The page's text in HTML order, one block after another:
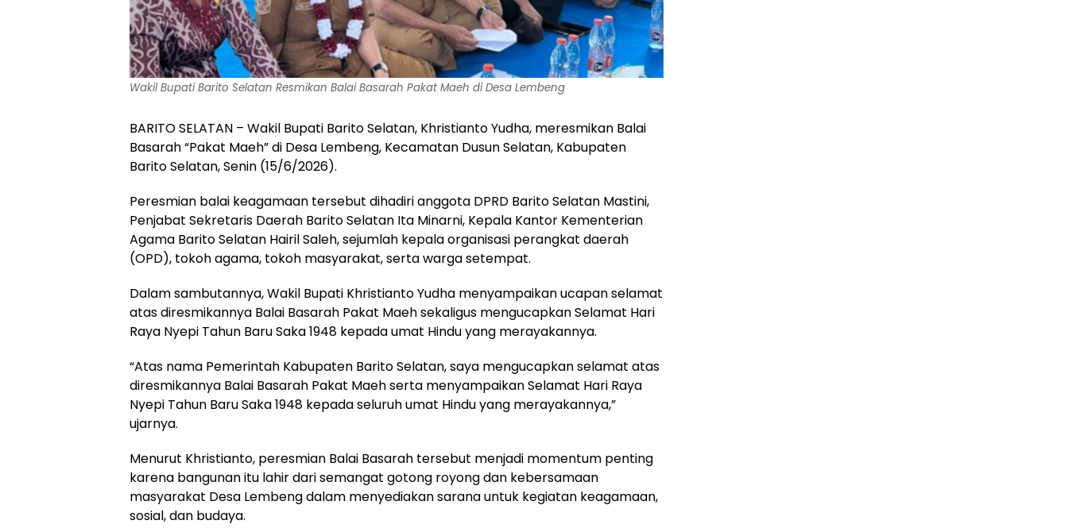
Wakil Bupati Barito Selatan Resmikan Balai Basarah Pakat Maeh di Desa Lembeng
BARITO SELATAN – Wakil Bupati Barito Selatan, Khristianto Yudha, meresmikan Balai
Basarah “Pakat Maeh” di Desa Lembeng, Kecamatan Dusun Selatan, Kabupaten
Barito Selatan, Senin (15/6/2026).
‎‎Peresmian balai keagamaan tersebut dihadiri anggota DPRD Barito Selatan Mastini,
Penjabat Sekretaris Daerah Barito Selatan Ita Minarni, Kepala Kantor Kementerian
Agama Barito Selatan Hairil Saleh, sejumlah kepala organisasi perangkat daerah
(OPD), tokoh agama, tokoh masyarakat, serta warga setempat.
‎Dalam sambutannya, Wakil Bupati Khristianto Yudha menyampaikan ucapan selamat
atas diresmikannya Balai Basarah Pakat Maeh sekaligus mengucapkan Selamat Hari
Raya Nyepi Tahun Baru Saka 1948 kepada umat Hindu yang merayakannya.
‎“Atas nama Pemerintah Kabupaten Barito Selatan, saya mengucapkan selamat atas
diresmikannya Balai Basarah Pakat Maeh serta menyampaikan Selamat Hari Raya
Nyepi Tahun Baru Saka 1948 kepada seluruh umat Hindu yang merayakannya,”
ujarnya.
‎Menurut Khristianto, peresmian Balai Basarah tersebut menjadi momentum penting
karena bangunan itu lahir dari semangat gotong royong dan kebersamaan
masyarakat Desa Lembeng dalam menyediakan sarana untuk kegiatan keagamaan,
sosial, dan budaya.